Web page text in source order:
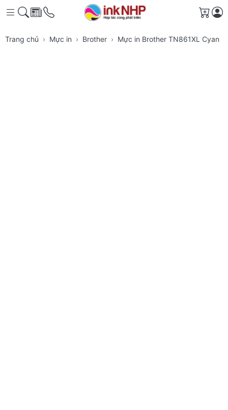
Giỏ
Trang chủ Mực in Brother Mực in Brother TN861XL Cyan